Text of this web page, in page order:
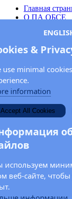
Главная
О ПА ОБСЕ
Члены
Документы
OSCE.org
Контактная
Свяжитесь с
Введите Ваше имя и
новостей и
&
use minimal
information
Accept All Cookies
веб-сайте,